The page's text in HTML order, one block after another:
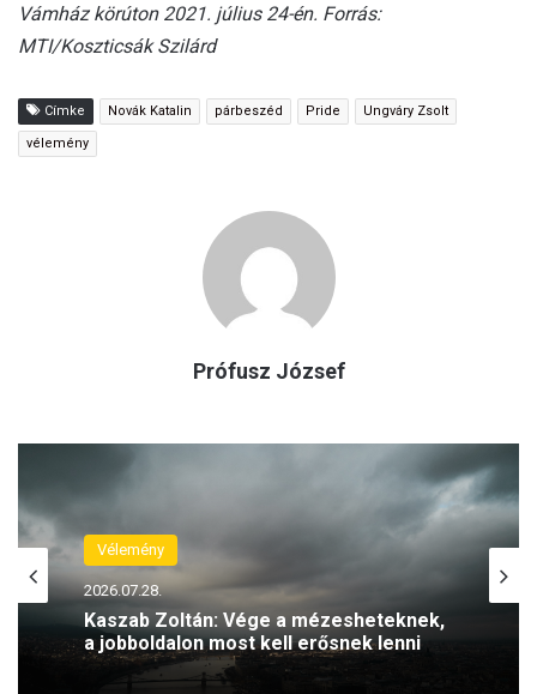
Vámház körúton 2021. július 24-én. Forrás:
MTI/Koszticsák Szilárd
Címke Novák Katalin párbeszéd Pride Ungváry Zsolt
vélemény
Prófusz József
Vélemény
2026.07.28.
Kaszab Zoltán: Vége a mézesheteknek,
a jobboldalon most kell erősnek lenni